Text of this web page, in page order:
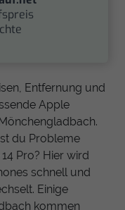
Entfernung und
Apple
du Probleme
Pro? Hier wird
schnell und
Einige
kommen